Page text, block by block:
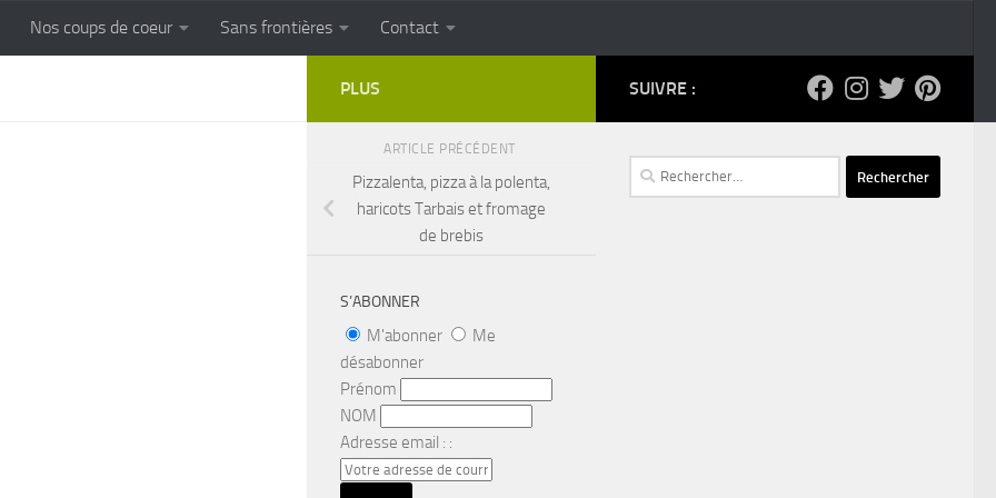
Cuisine populaire des terroirs
Nos coups de coeur Sans frontières Contact
SUIVRE :
Rechercher :
PLUS
ARTICLE PRÉCÉDENT
Pizzalenta, pizza à la polenta,
haricots Tarbais et fromage
de brebis
S’ABONNER
M'abonner
Me
désabonner
Prénom
NOM
Adresse email : :